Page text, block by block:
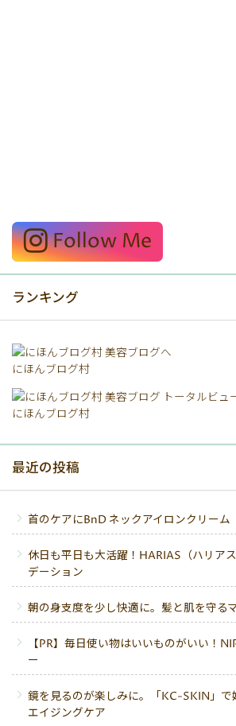
Follow Me
ランキング
にほんブログ村
にほんブログ村
最近の投稿
首のケアにBnD ネックアイロンクリーム
休日も平日も大活躍！HARIAS（ハリア
デーション
朝の身支度を少し快適に。髪と肌を守る
【PR】毎日使い物はいいものがいい！
ー
鏡を見るのが楽しみに。「KC-SKIN」で
エイジングケア